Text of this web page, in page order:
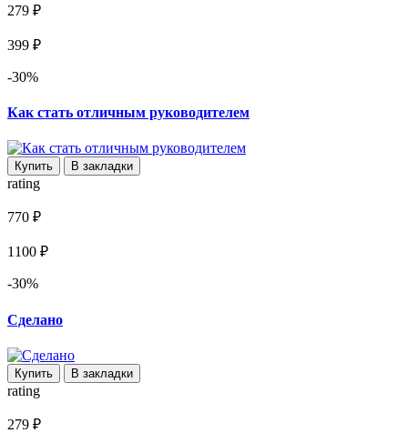
279 ₽
399 ₽
-30%
Как стать отличным руководителем
Купить В закладки
rating
770 ₽
1100 ₽
-30%
Сделано
Купить В закладки
rating
279 ₽